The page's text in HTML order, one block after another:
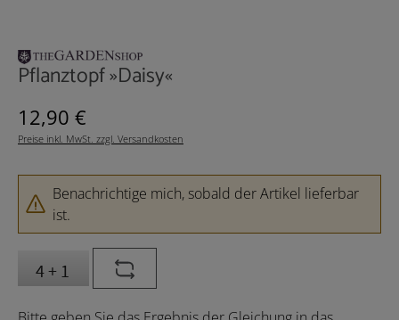
Pflanztopf »Daisy«
Regulärer Preis:
12,90 €
Preise inkl. MwSt. zzgl. Versandkosten
Benachrichtige mich, sobald der Artikel lieferbar
ist.